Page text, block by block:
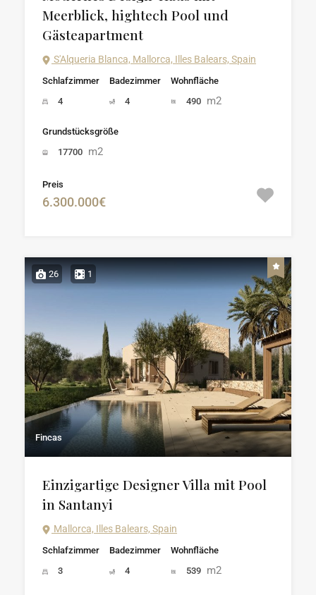
Meerblick, hightech Pool und
Gästeapartment
S'Alqueria Blanca, Mallorca, Illes Balears, Spain
Schlafzimmer
4
Badezimmer
4
Wohnfläche
490 m2
Grundstücksgröße
17700 m2
Preis
6.300.000€
26 1
Fincas
Einzigartige Designer Villa mit Pool
in Santanyi
Mallorca, Illes Balears, Spain
Schlafzimmer
3
Badezimmer
4
Wohnfläche
539 m2